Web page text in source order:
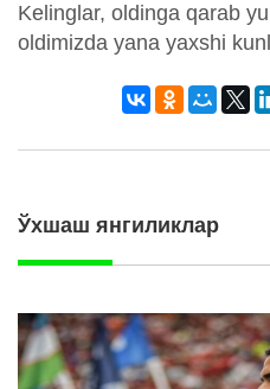
Kelinglar, oldinga qarab
oldimizda yana yaxshi
Ўхшаш янгиликлар